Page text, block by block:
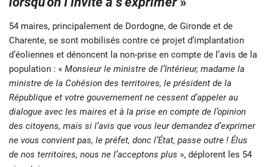
54 maires, principalement de Dordogne, de Gironde et de
Charente, se sont mobilisés contre ce projet d’implantation
d’éoliennes et dénoncent la non-prise en compte de l’avis de la
population : « Monsieur le ministre de l’Intérieur, madame la
ministre de la Cohésion des territoires, le président de la
République et votre gouvernement ne cessent d’appeler au
dialogue avec les maires et à la prise en compte de l’opinion
des citoyens, mais si l’avis que vous leur demandez d’exprimer
ne vous convient pas, le préfet, donc l’État, passe outre ! Élus
de nos territoires, nous ne l’acceptons plus », déplorent les 54